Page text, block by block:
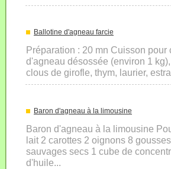
Ballotine d'agneau farcie
Préparation : 20 mn Cuisson
d'agneau désossée (environ 1
clous de girofle, thym, laurier,
Baron d'agneau à la limousine
Baron d'agneau à la limousine
lait 2 carottes 2 oignons 8
sauvages secs 1 cube de
d'huile...